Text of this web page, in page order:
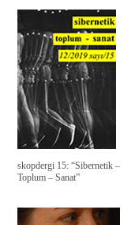
skopdergi 15: “Sibernetik –
Toplum – Sanat”